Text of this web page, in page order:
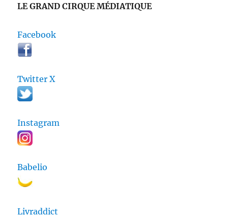
LE GRAND CIRQUE MÉDIATIQUE
Facebook
Twitter X
Instagram
Babelio
Livraddict